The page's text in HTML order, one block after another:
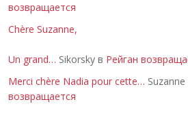
возвращается
Chère Suzanne,
Un grand… Sikorsky в Рейган
Merci chère Nadia pour cette…
возвращается